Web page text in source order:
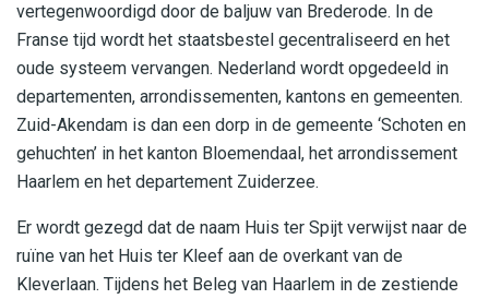
vertegenwoordigd door de baljuw van Brederode. In de
Franse tijd wordt het staatsbestel gecentraliseerd en het
oude systeem vervangen. Nederland wordt opgedeeld in
departementen, arrondissementen, kantons en gemeenten.
Zuid-Akendam is dan een dorp in de gemeente ‘Schoten en
gehuchten’ in het kanton Bloemendaal, het arrondissement
Haarlem en het departement Zuiderzee.
Er wordt gezegd dat de naam Huis ter Spijt verwijst naar de
ruïne van het Huis ter Kleef aan de overkant van de
Kleverlaan. Tijdens het Beleg van Haarlem in de zestiende